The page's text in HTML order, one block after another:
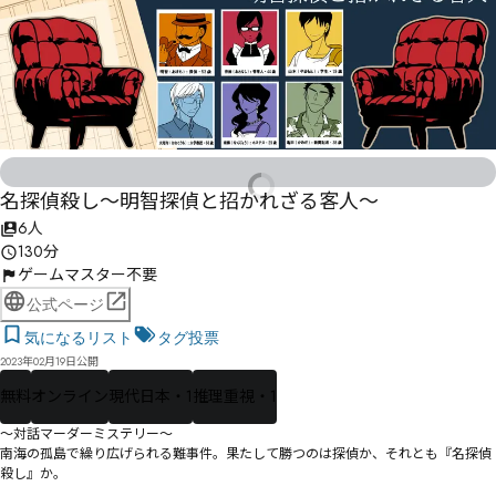
名探偵殺し～明智探偵と招かれざる客人～
6人
130分
ゲームマスター不要
公式ページ
気になるリスト
タグ投票
2023年02月19日公開
無料 オンライン 現代日本・1 推理重視・1
～対話マーダーミステリー～
南海の孤島で繰り広げられる難事件。果たして勝つのは探偵か、それとも『名探偵
殺し』か。